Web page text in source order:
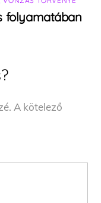
folyamatában
A kötelező